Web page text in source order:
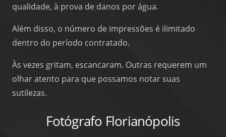
qualidade, à prova de danos por água.
Além disso, o número de impressões é ilimitado
dentro do período contratado.
Às vezes gritam, escancaram. Outras requerem um
olhar atento para que possamos notar suas
sutilezas.
Fotógrafo Florianópolis